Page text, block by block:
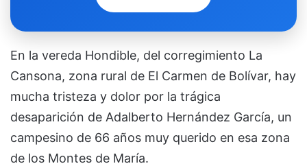
En la vereda Hondible, del corregimiento La
Cansona, zona rural de El Carmen de Bolívar, hay
mucha tristeza y dolor por la trágica
desaparición de Adalberto Hernández García, un
campesino de 66 años muy querido en esa zona
de los Montes de María.